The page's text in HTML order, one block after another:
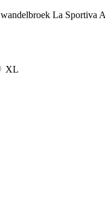
La Sportiva
XL